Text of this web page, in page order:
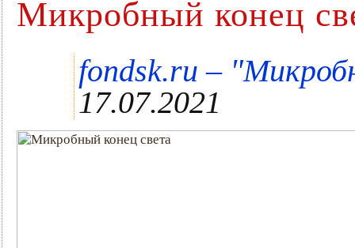
Микробный конец
fondsk.ru – "
17.07.2021